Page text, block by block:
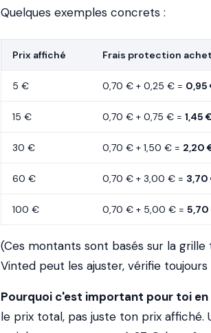
Quelques exemples concrets :
Prix affiché Frais protection
5 € 0,70 € + 0,25 € = 0,95
15 € 0,70 € + 0,75 € = 1,45
30 € 0,70 € + 1,50 € = 2,20
60 € 0,70 € + 3,00 € = 3,70
100 € 0,70 € + 5,00 € = 5,70
(Ces montants sont basés sur la
Vinted peut les ajuster, vérifie
Pourquoi c'est important pour toi
le prix total, pas juste ton prix